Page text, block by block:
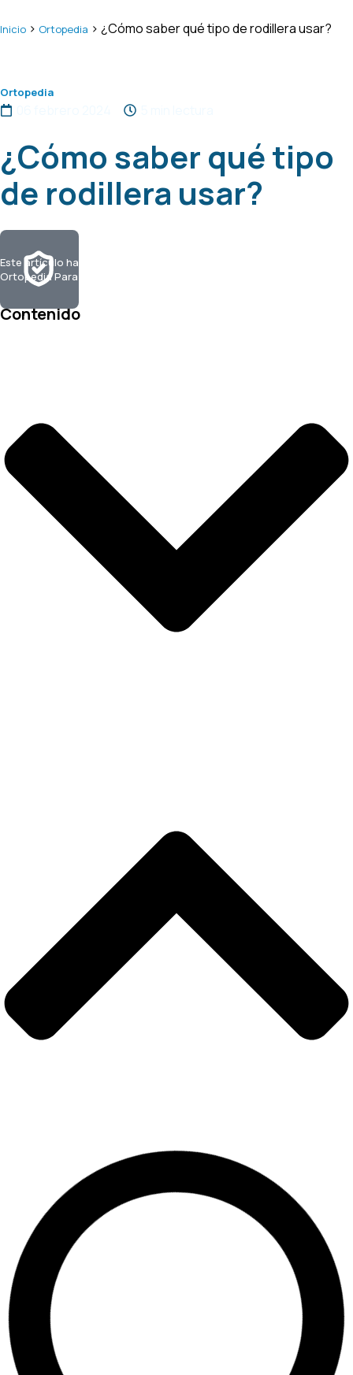
Inicio > Ortopedia > ¿Cómo saber qué tipo de rodillera usar?
Ortopedia
¿Cómo saber qué tipo
de rodillera usar?
Este artículo ha sido escrito y validado por el/la ortopedista
Ortopedia Para Ti el 6 de febrero 2024
Contenido